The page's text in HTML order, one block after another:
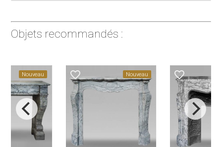
Objets recommandés :
Nouveau favorite_border Nouveau favorite_border